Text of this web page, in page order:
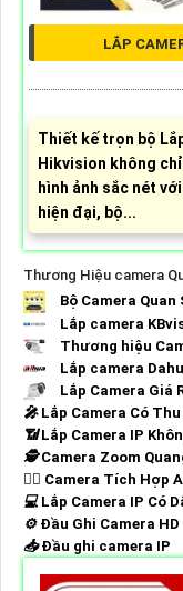
LẮP
Thiết kế trọn bộ
Hikvision không
hình ảnh sắc nét
hiện đại, bộ...
Thương Hiệu camera
Bộ Camera Quan
Lắp camera
Thương hiệu
Lắp camera
Lắp Camera Giá
️🎤️ Lắp Camera Có Thu
📶Lắp Camera IP
🕵️Camera Zoom
🧛‍♀️ Camera Tích Hợp
💻Lắp Camera IP Có
⚙️Đầu Ghi Camera HD
📥Đầu ghi camera IP